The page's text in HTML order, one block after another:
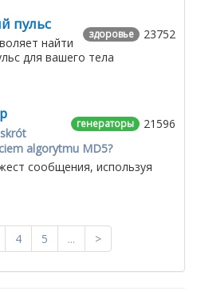
23752
здоровье
пульс
найти
для вашего тела
21596
генераторы
algorytmu MD5?
сообщения, используя
4 5 ... >